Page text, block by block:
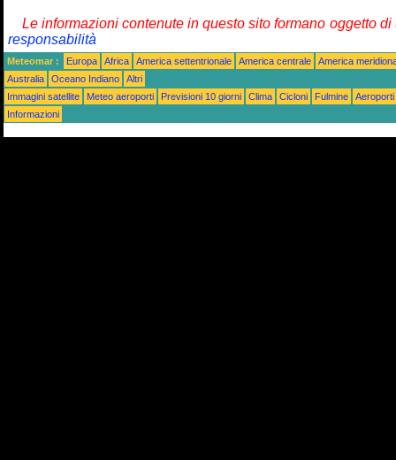
Le informazioni contenute in questo sito formano oggetto
responsabilità
Meteomar : Europa Africa America settentrionale America centrale
America
Australia
Oceano Indiano
Altri
Immagini satellite
Meteo aeroporti Previsioni 10 giorni Clima Cicloni Fulmine
Aeroporti
Informazioni